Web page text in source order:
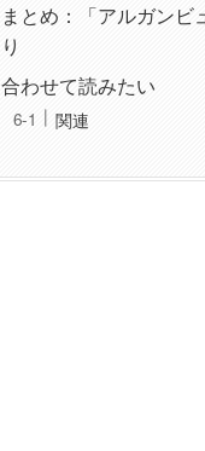
まとめ：「アルガン
り
合わせて読みたい
関連